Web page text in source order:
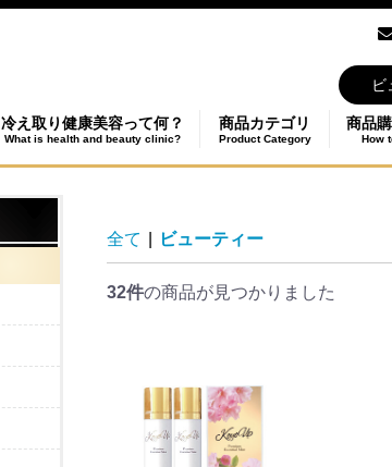
冷え取り健康美容って何？
What is health and beauty clinic?
商品カテゴリ
Product Category
商品
How
全て ビューティー
32件の商品が見つかりました